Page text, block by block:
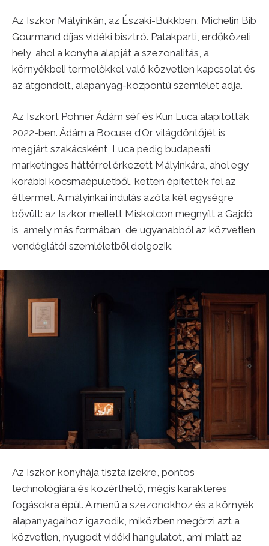
Az Iszkor Mályinkán, az Északi-Bükkben, Michelin Bib
Gourmand díjas vidéki bisztró. Patakparti, erdőközeli
hely, ahol a konyha alapját a szezonalitás, a
környékbeli termelőkkel való közvetlen kapcsolat és
az átgondolt, alapanyag-központú szemlélet adja.
Az Iszkort Pohner Ádám séf és Kun Luca alapították
2022-ben. Ádám a Bocuse d’Or világdöntőjét is
megjárt szakácsként, Luca pedig budapesti
marketinges háttérrel érkezett Mályinkára, ahol egy
korábbi kocsmaépületből, ketten építették fel az
éttermet. A mályinkai indulás azóta két egységre
bővült: az Iszkor mellett Miskolcon megnyílt a Gajdó
is, amely más formában, de ugyanabból az közvetlen
vendéglátói szemléletből dolgozik.
Az Iszkor konyhája tiszta ízekre, pontos
technológiára és közérthető, mégis karakteres
fogásokra épül. A menü a szezonokhoz és a környék
alapanyagaihoz igazodik, miközben megőrzi azt a
közvetlen, nyugodt vidéki hangulatot, ami miatt az